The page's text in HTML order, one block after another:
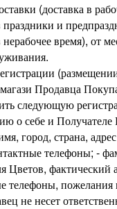
(доставка в
праздники и
нерабочее время), от
Продавца
следующую
о себе и Получателе
город, страна,
телефоны; -
Цветов, фактический
телефоны, пожелания
не несет